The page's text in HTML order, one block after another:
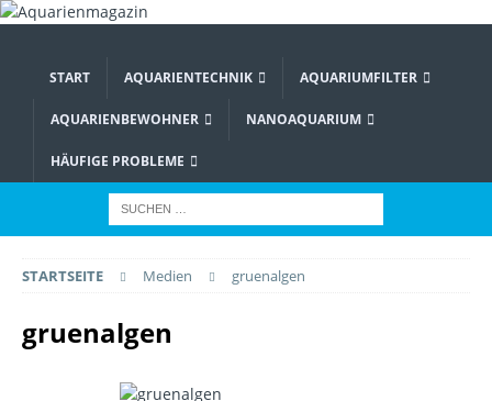
START AQUARIENTECHNIK AQUARIUMFILTER
AQUARIENBEWOHNER NANOAQUARIUM
HÄUFIGE PROBLEME
STARTSEITE Medien gruenalgen
gruenalgen